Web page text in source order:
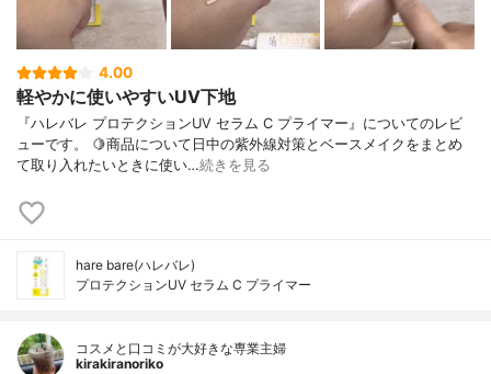
4.00
軽やかに使いやすいUV下地
『ハレバレ プロテクションUV セラム C プライマー』についてのレビ
ューです。 🍋商品について日中の紫外線対策とベースメイクをまとめ
て取り入れたいときに使い…続きを見る
hare bare(ハレバレ)
プロテクションUV セラム C プライマー
コスメと口コミが大好きな専業主婦
kirakiranoriko